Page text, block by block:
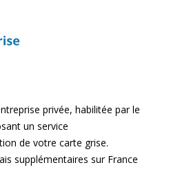
privée, habilitée par le
un service
de votre carte grise.
supplémentaires sur France